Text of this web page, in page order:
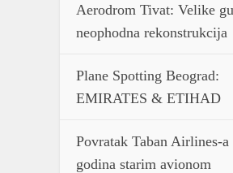
Aerodrom Tivat: Velike
neophodna rekonstrukcija
Plane Spotting Beograd:
EMIRATES & ETIHAD
Povratak Taban Airlines-a
godina starim avionom